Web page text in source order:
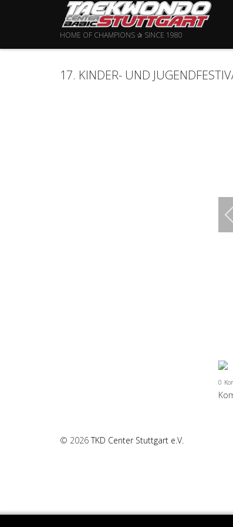
HOME OF CHAMPIONS ✰ SINCE 1980
17. KINDER- UND
0
© 2026TKD Center Stuttgart e.V.